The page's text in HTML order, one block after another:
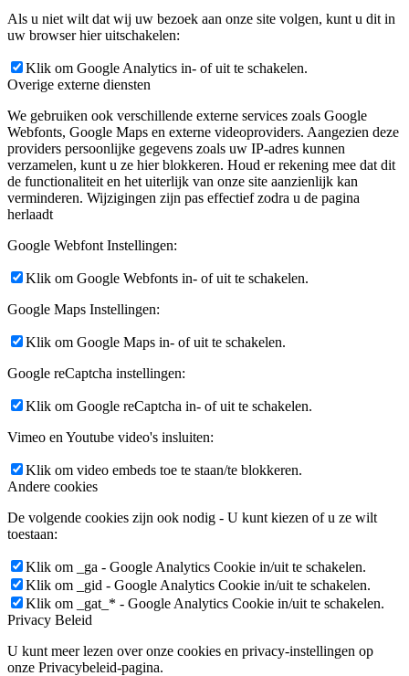
Als u niet wilt dat wij uw bezoek aan onze site volgen, kunt u dit in
uw browser hier uitschakelen:
Klik om Google Analytics in- of uit te schakelen.
Overige externe diensten
We gebruiken ook verschillende externe services zoals Google
Webfonts, Google Maps en externe videoproviders. Aangezien deze
providers persoonlijke gegevens zoals uw IP-adres kunnen
verzamelen, kunt u ze hier blokkeren. Houd er rekening mee dat dit
de functionaliteit en het uiterlijk van onze site aanzienlijk kan
verminderen. Wijzigingen zijn pas effectief zodra u de pagina
herlaadt
Google Webfont Instellingen:
Klik om Google Webfonts in- of uit te schakelen.
Google Maps Instellingen:
Klik om Google Maps in- of uit te schakelen.
Google reCaptcha instellingen:
Klik om Google reCaptcha in- of uit te schakelen.
Vimeo en Youtube video's insluiten:
Klik om video embeds toe te staan/te blokkeren.
Andere cookies
De volgende cookies zijn ook nodig - U kunt kiezen of u ze wilt
toestaan:
Klik om _ga - Google Analytics Cookie in/uit te schakelen.
Klik om _gid - Google Analytics Cookie in/uit te schakelen.
Klik om _gat_* - Google Analytics Cookie in/uit te schakelen.
Privacy Beleid
U kunt meer lezen over onze cookies en privacy-instellingen op
onze Privacybeleid-pagina.